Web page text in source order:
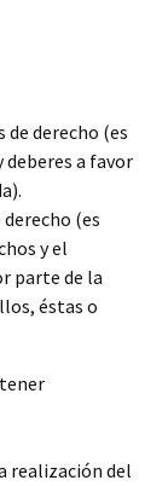
de derecho (es
deberes a favor
(es
y el
parte de la
éstas o
realización del